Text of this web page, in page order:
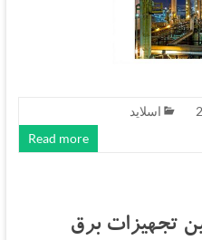
اسلاید
Read more
تجهیزات برق